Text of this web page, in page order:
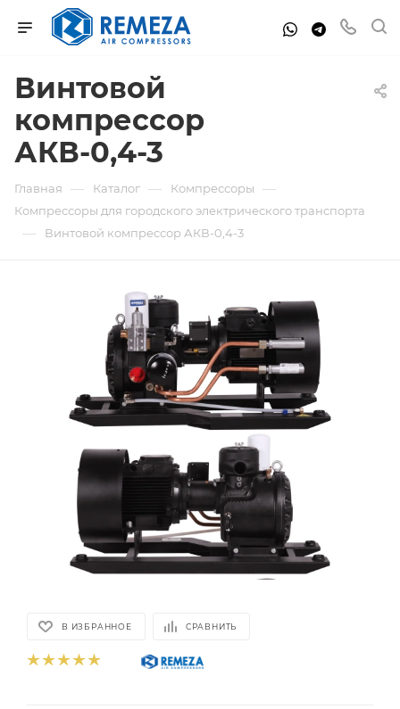
Винтовой
компрессор
АКВ-0,4-3
Главная — Каталог — Компрессоры —
Компрессоры для городского электрического транспорта
— Винтовой компрессор АКВ-0,4-3
В ИЗБРАННОЕ СРАВНИТЬ